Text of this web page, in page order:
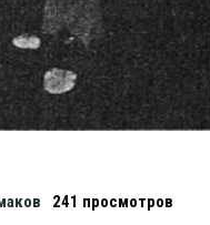
241 просмотров